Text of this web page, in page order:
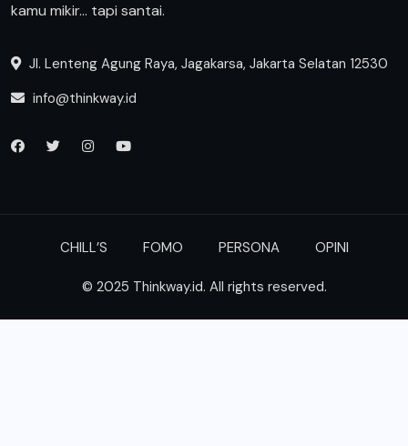
kamu mikir… tapi santai.
Jl. Lenteng Agung Raya, Jagakarsa, Jakarta Selatan 12530
info@thinkway.id
CHILL’S FOMO PERSONA OPINI
© 2025 Thinkway.id. All rights reserved.